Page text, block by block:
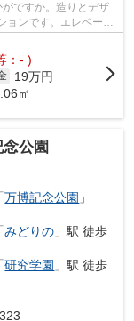
ですか。造りとデザ
ョンです。エレベータ
：- )
19万円
㎡
公園
「万博記念公園 」
「みどりの 」駅 徒歩
「研究学園 」駅 徒歩